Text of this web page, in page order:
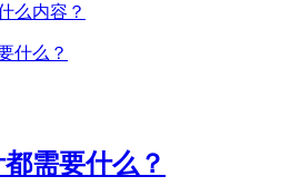
么内容？
什么？
需要什么？